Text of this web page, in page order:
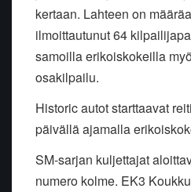
kertaan. Lahteen on
ilmoittautunut 64
samoilla erikoiskokeilla
osakilpailu.
Historic autot starttaavat
päivällä ajamalla
SM-sarjan kuljettajat
numero kolme. EK3